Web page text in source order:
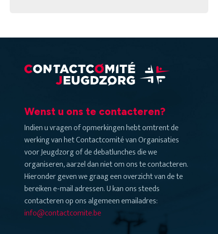
Wenst u ons te contacteren?
Indien u vragen of opmerkingen hebt omtrent de
werking van het Contactcomité van Organisaties
voor Jeugdzorg of de debatlunches die we
organiseren, aarzel dan niet om ons te contacteren.
Hieronder geven we graag een overzicht van de te
bereiken e-mail adressen. U kan ons steeds
contacteren op ons algemeen emailadres:
info@contactcomite.be